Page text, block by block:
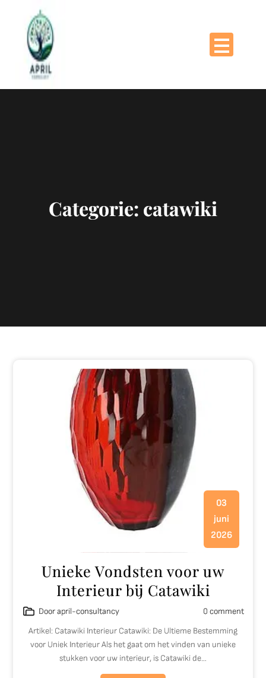
Categorie: catawiki
03
juni
2026
Unieke Vondsten voor uw
Interieur bij Catawiki
Door april-consultancy
0 comment
Artikel: Catawiki Interieur Catawiki: De Ultieme Bestemming
voor Uniek Interieur Als het gaat om het vinden van unieke
stukken voor uw interieur, is Catawiki de…